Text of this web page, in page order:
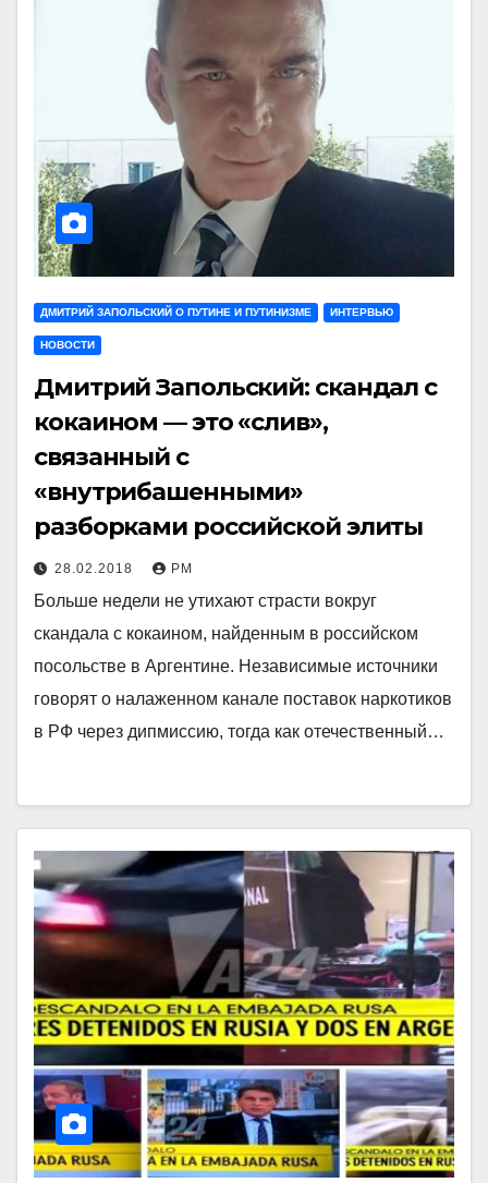
ДМИТРИЙ ЗАПОЛЬСКИЙ О ПУТИНЕ И ПУТИНИЗМЕ ИНТЕРВЬЮ
НОВОСТИ
Дмитрий Запольский: скандал с
кокаином — это «слив»,
связанный с
«внутрибашенными»
разборками российской элиты
28.02.2018 РМ
Больше недели не утихают страсти вокруг
скандала с кокаином, найденным в российском
посольстве в Аргентине. Независимые источники
говорят о налаженном канале поставок наркотиков
в РФ через дипмиссию, тогда как отечественный…